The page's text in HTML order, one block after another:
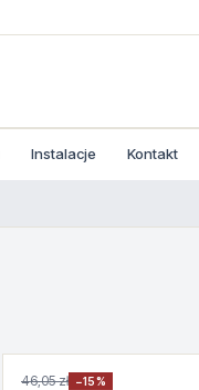
Instalacje Kontakt
46,05 zł −15%